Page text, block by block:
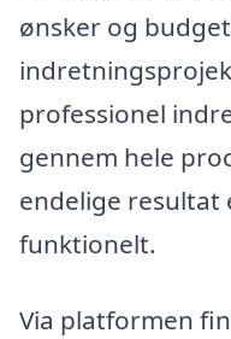
ønsker og
professionel
gennem hele
endelige resultat
funktionelt.
Via platformen